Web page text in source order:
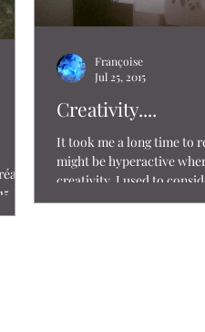
Creativity....
It took me a long time to
might be hyperactive
creativity. I used to consider myself a slow
productive...
Françoise
Jul 25, 2015